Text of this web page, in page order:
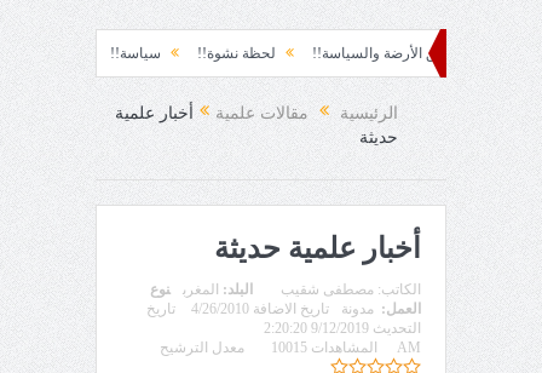
الأرضة والسياسة!! لحظة نشوة!! سياسة!! تاج الهرمية!! الحقيقة
الرئيسية مقالات علمية
أخبار علمية
حديثة
أخبار علمية حديثة
الكاتب: مصطفى شقيب البلد: المغرب
نوع
العمل: مدونة تاريخ الاضافة 4/26/2010
تاريخ
التحديث 9/12/2019 2:20:20
AM
المشاهدات 10015 معدل الترشيح